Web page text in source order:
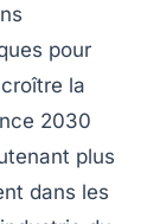
pour
la
2030
plus
dans les